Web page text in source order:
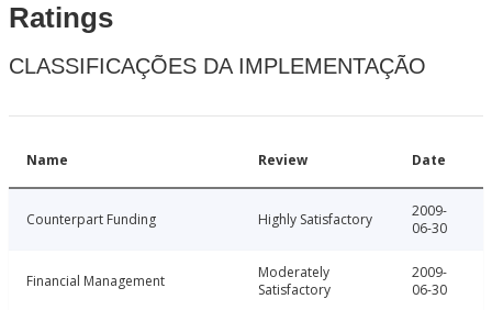
Ratings
CLASSIFICAÇÕES DA IMPLEMENTAÇÃO
Name Review Date
Counterpart Funding Highly Satisfactory
2009-
06-30
Financial Management
Moderately
Satisfactory
2009-
06-30